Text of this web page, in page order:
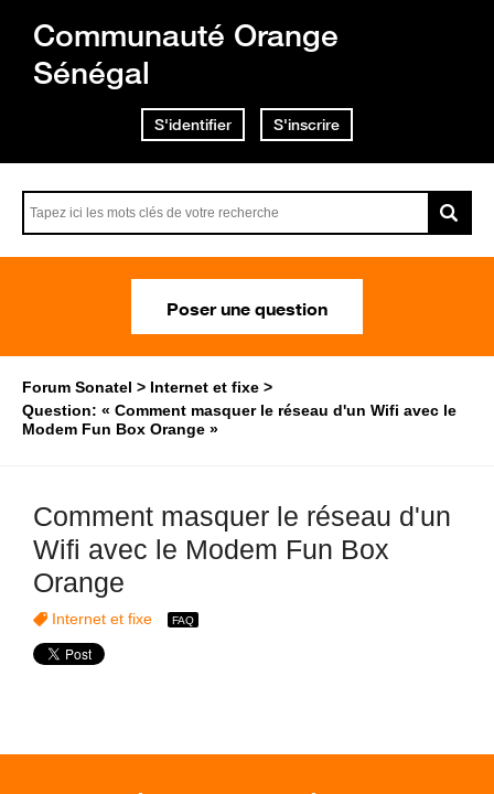
Communauté Orange
Sénégal
S'identifier S'inscrire
Poser une question
Forum Sonatel
Internet et fixe
Question: « Comment masquer le réseau d'un Wifi avec le
Modem Fun Box Orange »
Comment masquer le réseau d'un
Wifi avec le Modem Fun Box
Orange
Internet et fixe